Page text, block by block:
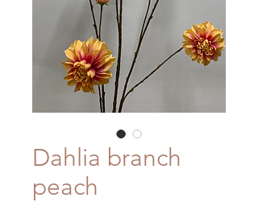
Dahlia branch
peach